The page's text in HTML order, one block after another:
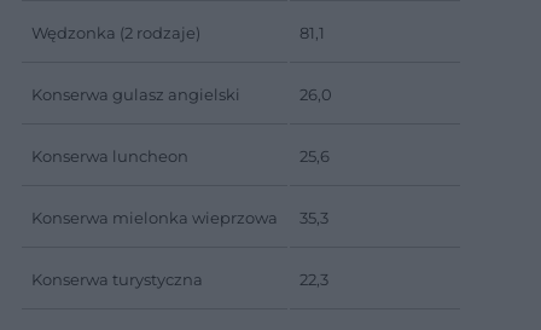
Wędzonka (2 rodzaje) 81,1
Konserwa gulasz angielski 26,0
Konserwa luncheon 25,6
Konserwa mielonka wieprzowa 35,3
Konserwa turystyczna 22,3